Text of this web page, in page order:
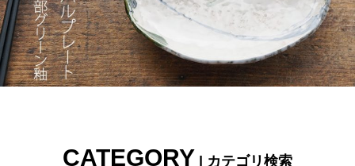
CATEGORY | カテゴリ検索